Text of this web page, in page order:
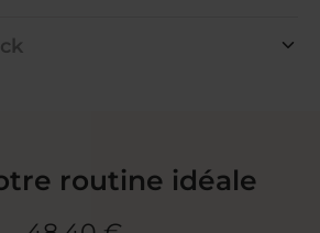
routine idéale